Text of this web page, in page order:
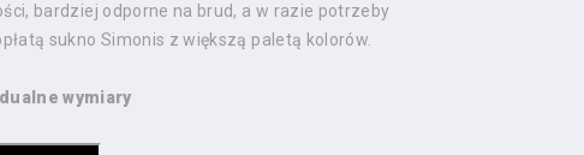
bardziej odporne na brud, a w razie potrzeby
sukno Simonis z większą paletą kolorów.
wymiary